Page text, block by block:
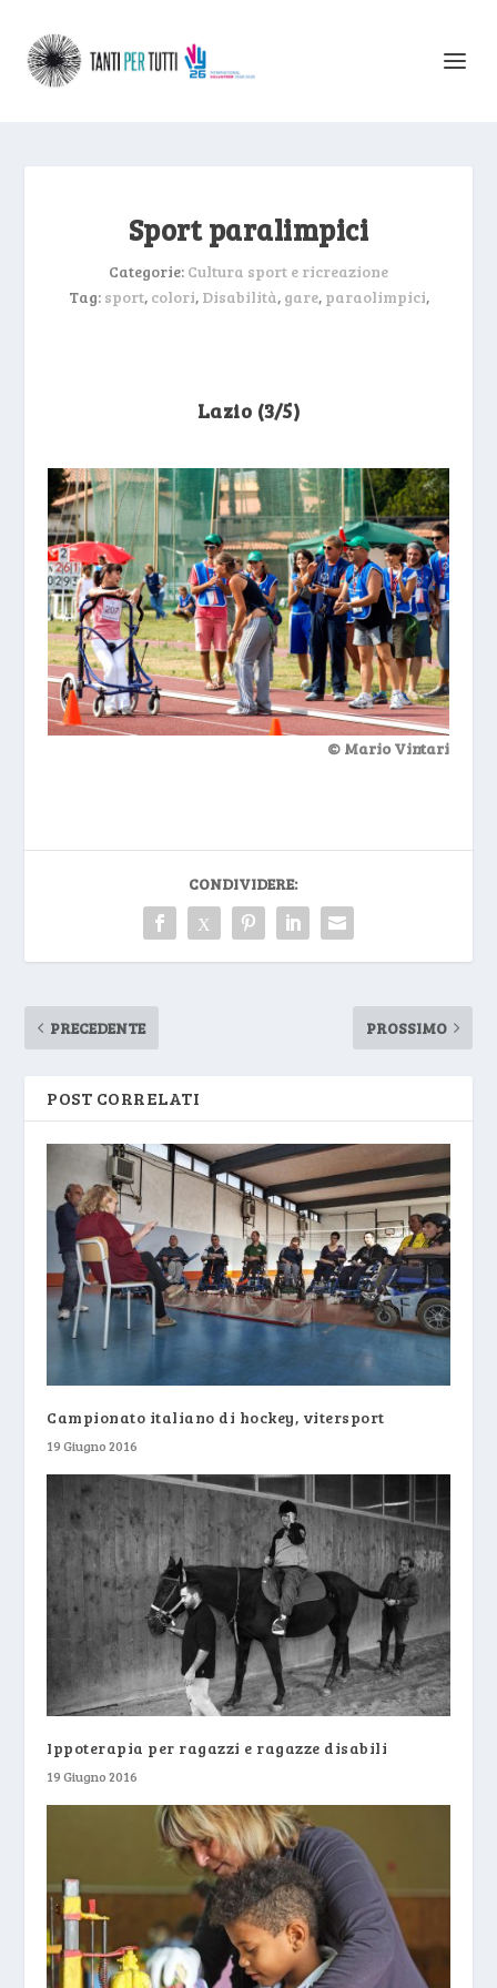
Sport paralimpici
Categorie: Cultura sport e ricreazione
Tag: sport, colori, Disabilità, gare, paraolimpici,
Lazio (3/5)
© Mario Vintari
CONDIVIDERE:
PRECEDENTE PROSSIMO
POST CORRELATI
Campionato italiano di hockey, vitersport
19 Giugno 2016
Ippoterapia per ragazzi e ragazze disabili
19 Giugno 2016